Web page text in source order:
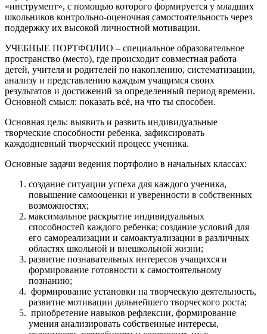
«инструмент», с помощью которого формируется у младших
школьников контрольно-оценочная самостоятельность через
поддержку их высокой личностной мотивации.
УЧЕБНЫЕ ПОРТФОЛИО – специальное образовательное
пространство (место), где происходит совместная работа
детей, учителя и родителей по накоплению, систематизации,
анализу и представлению каждым учащимся своих
результатов и достижений за определенный период времени.
Основной смысл: показать всё, на что ты способен.
Основная цель: выявить и развить индивидуальные
творческие способности ребенка, зафиксировать
каждодневный творческий процесс ученика.
Основные задачи ведения портфолио в начальных классах:
создание ситуации успеха для каждого ученика,
повышение самооценки и уверенности в собственных
возможностях;
максимальное раскрытие индивидуальных
способностей каждого ребенка; создание условий для
его самореализации и самоактуализации в различных
областях школьной и внешкольной жизни;
развитие познавательных интересов учащихся и
формирование готовности к самостоятельному
познанию;
формирование установки на творческую деятельность,
развитие мотивации дальнейшего творческого роста;
приобретение навыков рефлексии, формирование
умения анализировать собственные интересы,